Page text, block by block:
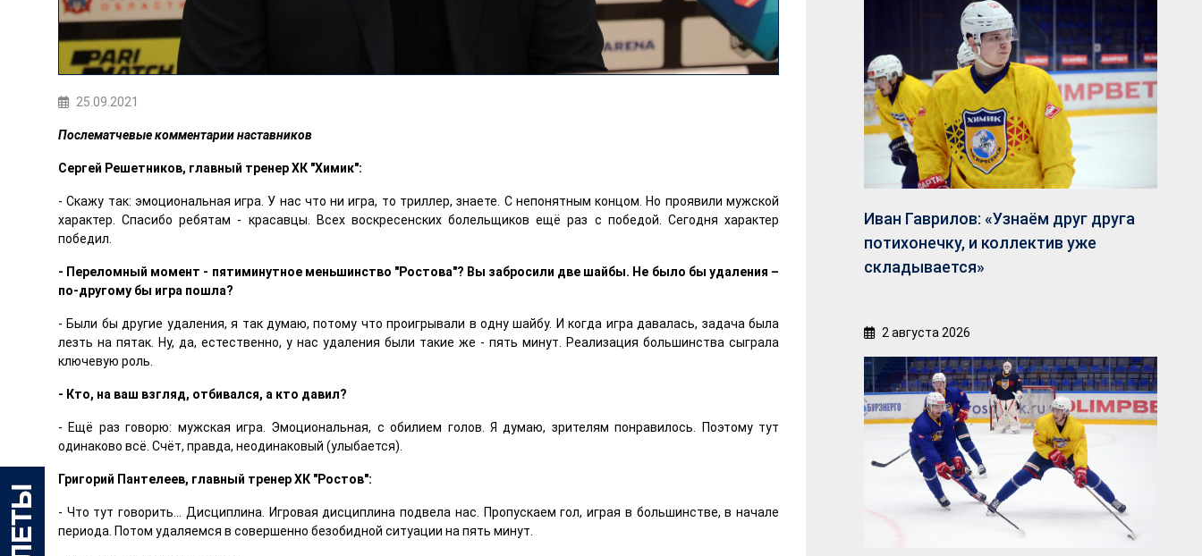
25.09.2021
Послематчевые комментарии наставников
Сергей Решетников, главный тренер ХК "Химик":
- Скажу так: эмоциональная игра. У нас что ни игра, то триллер, знаете. С непонятным концом. Но проявили мужской
характер. Спасибо ребятам - красавцы. Всех воскресенских болельщиков ещё раз с победой. Сегодня характер
победил.
- Переломный момент - пятиминутное меньшинство "Ростова"? Вы забросили две шайбы. Не было бы удаления –
по-другому бы игра пошла?
- Были бы другие удаления, я так думаю, потому что проигрывали в одну шайбу. И когда игра давалась, задача была
лезть на пятак. Ну, да, естественно, у нас удаления были такие же - пять минут. Реализация большинства сыграла
ключевую роль.
- Кто, на ваш взгляд, отбивался, а кто давил?
- Ещё раз говорю: мужская игра. Эмоциональная, с обилием голов. Я думаю, зрителям понравилось. Поэтому тут
одинаково всё. Счёт, правда, неодинаковый (улыбается).
Григорий Пантелеев, главный тренер ХК "Ростов":
- Что тут говорить... Дисциплина. Игровая дисциплина подвела нас. Пропускаем гол, играя в большинстве, в начале
периода. Потом удаляемся в совершенно безобидной ситуации на пять минут.
Иван Гаврилов: «Узнаём друг друга
потихонечку, и коллектив уже
складывается»
2 августа 2026